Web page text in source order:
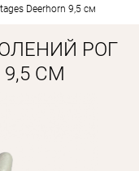
Deerhorn 9,5 см
РОГ
9,5 СМ